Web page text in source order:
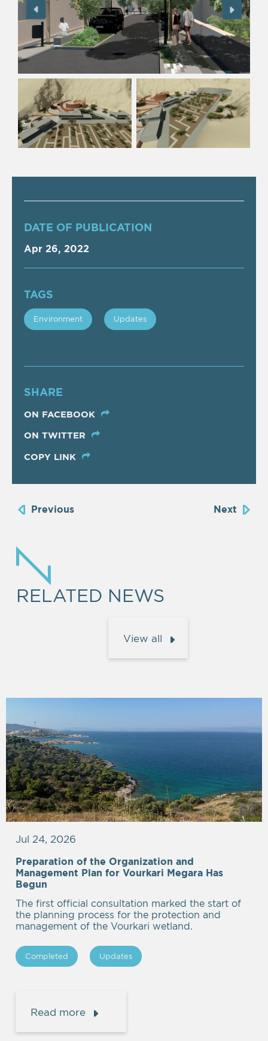
DATE OF PUBLICATION
Apr 26, 2022
TAGS
Εnvironment Updates
SHARE
ON FACEBOOK
ON TWITTER
COPY LINK
Previous Next
RELATED NEWS
View all
Jul 24, 2026
Preparation of the Organization and
Management Plan for Vourkari Megara Has
Begun
The first official consultation marked the start of
the planning process for the protection and
management of the Vourkari wetland.
Completed Updates
Read more